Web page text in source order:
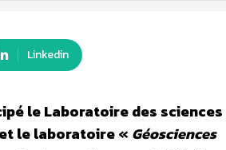
Linkedin
le Laboratoire des sciences
et le laboratoire « Géosciences